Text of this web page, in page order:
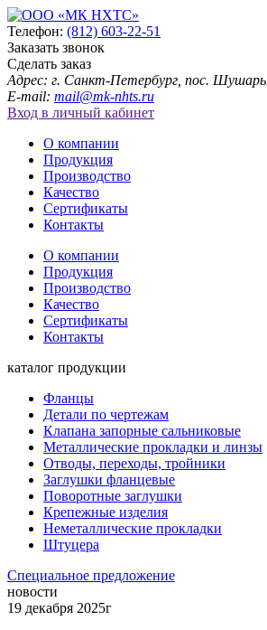
Телефон: (812) 603-22-51
Заказать звонок
Сделать заказ
Адрес: г. Санкт-Петербург, пос.
E-mail: mail@mk-nhts.ru
Вход в личный кабинет
О компании
Продукция
Производство
Качество
Сертификаты
Контакты
О компании
Продукция
Производство
Качество
Сертификаты
Контакты
каталог продукции
Фланцы
Детали по чертежам
Клапана запорные сальниковые
Металлические прокладки и линзы
Отводы, переходы, тройники
Заглушки фланцевые
Поворотные заглушки
Крепежные изделия
Неметаллические прокладки
Штуцера
Специальное предложение
новости
19 декабря 2025г